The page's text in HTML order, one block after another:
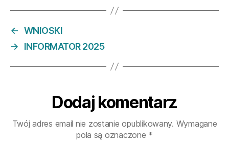
← WNIOSKI
→
INFORMATOR 2025
Dodaj komentarz
Twój adres email nie zostanie opublikowany. Wymagane
pola są oznaczone *